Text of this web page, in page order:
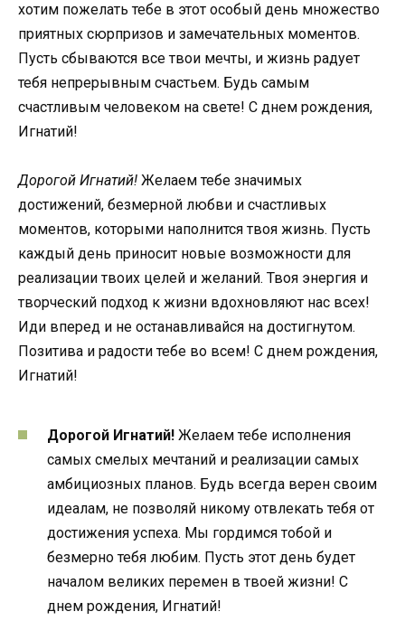
хотим пожелать тебе в этот особый день множество
приятных сюрпризов и замечательных моментов.
Пусть сбываются все твои мечты, и жизнь радует
тебя непрерывным счастьем. Будь самым
счастливым человеком на свете! С днем рождения,
Игнатий!
Дорогой Игнатий! Желаем тебе значимых
достижений, безмерной любви и счастливых
моментов, которыми наполнится твоя жизнь. Пусть
каждый день приносит новые возможности для
реализации твоих целей и желаний. Твоя энергия и
творческий подход к жизни вдохновляют нас всех!
Иди вперед и не останавливайся на достигнутом.
Позитива и радости тебе во всем! С днем рождения,
Игнатий!
Дорогой Игнатий! Желаем тебе исполнения
самых смелых мечтаний и реализации самых
амбициозных планов. Будь всегда верен своим
идеалам, не позволяй никому отвлекать тебя от
достижения успеха. Мы гордимся тобой и
безмерно тебя любим. Пусть этот день будет
началом великих перемен в твоей жизни! С
днем рождения, Игнатий!